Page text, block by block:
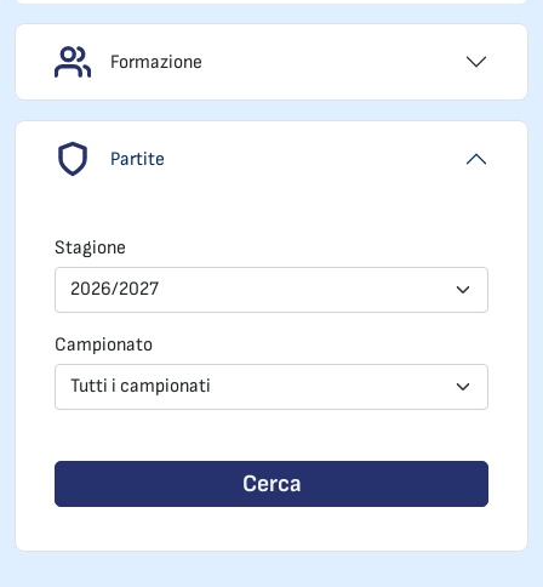
Formazione
Partite
Stagione
2026/2027
Campionato
Tutti i campionati
Cerca